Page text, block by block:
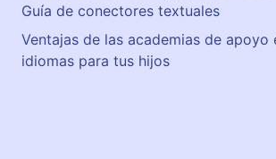
Guía de conectores textuales
Ventajas de las academias de apoyo
idiomas para tus hijos